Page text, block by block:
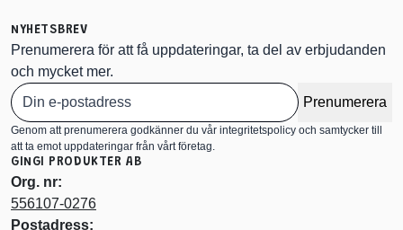
NYHETSBREV
Prenumerera för att få uppdateringar, ta del av erbjudanden
och mycket mer.
Prenumerera
Genom att prenumerera godkänner du vår integritetspolicy och samtycker till
att ta emot uppdateringar från vårt företag.
GINGI PRODUKTER AB
Org. nr:
556107-0276
Postadress: